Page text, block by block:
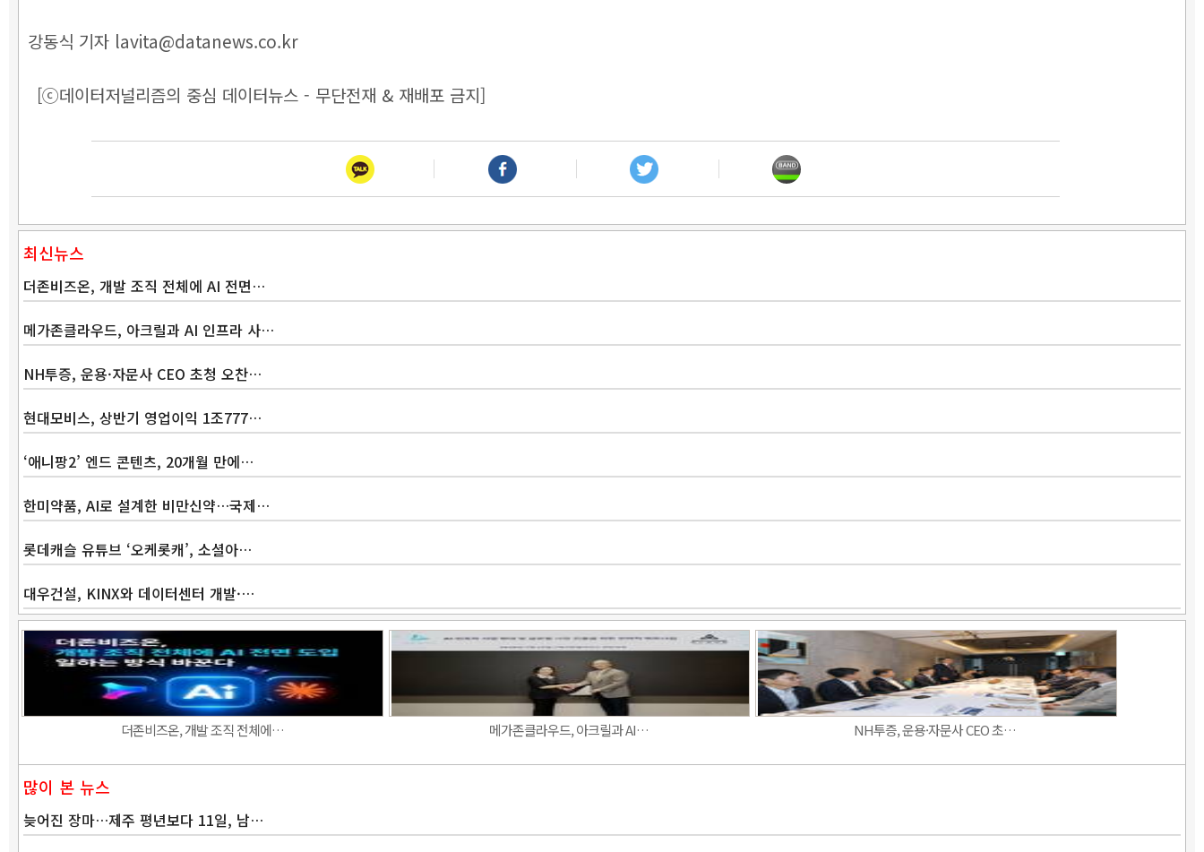
강동식 기자 lavita@datanews.co.kr
[ⓒ데이터저널리즘의 중심 데이터뉴스 - 무단전재 & 재배포 금지]
최신뉴스
더존비즈온, 개발 조직 전체에 AI 전면…
메가존클라우드, 아크릴과 AI 인프라 사…
NH투증, 운용·자문사 CEO 초청 오찬…
현대모비스, 상반기 영업이익 1조777…
‘애니팡2’ 엔드 콘텐츠, 20개월 만에…
한미약품, AI로 설계한 비만신약…국제…
롯데캐슬 유튜브 ‘오케롯캐’, 소셜아…
대우건설, KINX와 데이터센터 개발·…
더존비즈온, 개발 조직 전체에… 메가존클라우드, 아크릴과 AI… NH투증, 운용·자문사 CEO 초…
많이 본 뉴스
늦어진 장마…제주 평년보다 11일, 남…